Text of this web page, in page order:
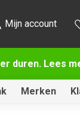
duren. Lees
Mijn account
Merken